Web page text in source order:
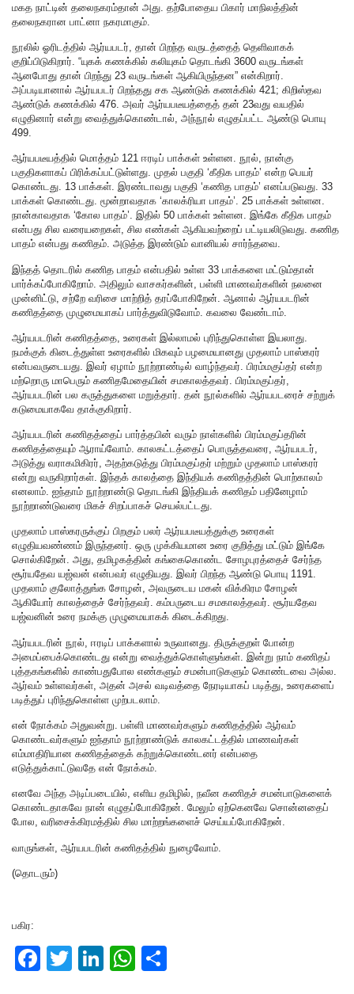
மகத நாட்டின் தலைநகரம்தான் அது. தற்போதைய பிகார் மாநிலத்தின்
தலைநகரான பாட்னா நகரமாகும்.
நூலில் ஓரிடத்தில் ஆர்யபடர், தான் பிறந்த வருடத்தைத் தெளிவாகக்
குறிப்பிடுகிறார். “யுகக் கணக்கில் கலியுகம் தொடங்கி 3600 வருடங்கள்
ஆனபோது தான் பிறந்து 23 வருடங்கள் ஆகியிருந்தன” என்கிறார்.
அப்படியானால் ஆர்யபடர் பிறந்தது சக ஆண்டுக் கணக்கில் 421; கிறிஸ்தவ
ஆண்டுக் கணக்கில் 476. அவர் ஆர்யபடீயத்தைத் தன் 23வது வயதில்
எழுதினார் என்று வைத்துக்கொண்டால், அந்நூல் எழுதப்பட்ட ஆண்டு பொயு
499.
ஆர்யபடீயத்தில் மொத்தம் 121 ஈரடிப் பாக்கள் உள்ளன. நூல், நான்கு
பகுதிகளாகப் பிரிக்கப்பட்டுள்ளது. முதல் பகுதி ‘கீதிக பாதம்’ என்ற பெயர்
கொண்டது. 13 பாக்கள். இரண்டாவது பகுதி ‘கணித பாதம்’ எனப்படுவது. 33
பாக்கள் கொண்டது. மூன்றாவதாக ‘காலக்ரியா பாதம்’. 25 பாக்கள் உள்ளன.
நான்காவதாக ‘கோல பாதம்’. இதில் 50 பாக்கள் உள்ளன. இங்கே கீதிக பாதம்
என்பது சில வரையறைகள், சில எண்கள் ஆகியவற்றைப் பட்டியலிடுவது. கணித
பாதம் என்பது கணிதம். அடுத்த இரண்டும் வானியல் சார்ந்தவை.
இந்தத் தொடரில் கணித பாதம் என்பதில் உள்ள 33 பாக்களை மட்டும்தான்
பார்க்கப்போகிறோம். அதிலும் வாசகர்களின், பள்ளி மாணவர்களின் நலனை
முன்னிட்டு, சற்றே வரிசை மாற்றித் தரப்போகிறேன். ஆனால் ஆர்யபடரின்
கணிதத்தை முழுமையாகப் பார்த்துவிடுவோம். கவலை வேண்டாம்.
ஆர்யபடரின் கணிதத்தை, உரைகள் இல்லாமல் புரிந்துகொள்ள இயலாது.
நமக்குக் கிடைத்துள்ள உரைகளில் மிகவும் பழமையானது முதலாம் பாஸ்கரர்
என்பவருடையது. இவர் ஏழாம் நூற்றாண்டில் வாழ்ந்தவர். பிரம்மகுப்தர் என்ற
மற்றொரு மாபெரும் கணிதமேதையின் சமகாலத்தவர். பிரம்மகுப்தர்,
ஆர்யபடரின் பல கருத்துகளை மறுத்தார். தன் நூல்களில் ஆர்யபடரைச் சற்றுக்
கடுமையாகவே தாக்குகிறார்.
ஆர்யபடரின் கணிதத்தைப் பார்த்தபின் வரும் நாள்களில் பிரம்மகுப்தரின்
கணிதத்தையும் ஆராய்வோம். காலகட்டத்தைப் பொருத்தவரை, ஆர்யபடர்,
அடுத்து வராகமிகிரர், அதற்கடுத்து பிரம்மகுப்தர் மற்றும் முதலாம் பாஸ்கரர்
என்று வருகிறார்கள். இந்தக் காலத்தை இந்தியக் கணிதத்தின் பொற்காலம்
எனலாம். ஐந்தாம் நூற்றாண்டு தொடங்கி இந்தியக் கணிதம் பதினேழாம்
நூற்றாண்டுவரை மிகச் சிறப்பாகச் செயல்பட்டது.
முதலாம் பாஸ்கரருக்குப் பிறகும் பலர் ஆர்யபடீயத்துக்கு உரைகள்
எழுதியவண்ணம் இருந்தனர். ஒரு முக்கியமான உரை குறித்து மட்டும் இங்கே
சொல்கிறேன். அது, தமிழகத்தின் கங்கைகொண்ட சோழபுரத்தைச் சேர்ந்த
சூர்யதேவ யஜ்வன் என்பவர் எழுதியது. இவர் பிறந்த ஆண்டு பொயு 1191.
முதலாம் குலோத்துங்க சோழன், அவருடைய மகன் விக்கிரம சோழன்
ஆகியோர் காலத்தைச் சேர்ந்தவர். கம்பருடைய சமகாலத்தவர். சூர்யதேவ
யஜ்வனின் உரை நமக்கு முழுமையாகக் கிடைக்கிறது.
ஆர்யபடரின் நூல், ஈரடிப் பாக்களால் உருவானது. திருக்குறள் போன்ற
அமைப்பைக்கொண்டது என்று வைத்துக்கொள்ளுங்கள். இன்று நாம் கணிதப்
புத்தகங்களில் காண்பதுபோல எண்களும் சமன்பாடுகளும் கொண்டவை அல்ல.
ஆர்வம் உள்ளவர்கள், அதன் அசல் வடிவத்தை நேரடியாகப் படித்து, உரைகளைப்
படித்துப் புரிந்துகொள்ள முற்படலாம்.
என் நோக்கம் அதுவன்று. பள்ளி மாணவர்களும் கணிதத்தில் ஆர்வம்
கொண்டவர்களும் ஐந்தாம் நூற்றாண்டுக் காலகட்டத்தில் மாணவர்கள்
எம்மாதிரியான கணிதத்தைக் கற்றுக்கொண்டனர் என்பதை
எடுத்துக்காட்டுவதே என் நோக்கம்.
எனவே அந்த அடிப்படையில், எளிய தமிழில், நவீன கணிதச் சமன்பாடுகளைக்
கொண்டதாகவே நான் எழுதப்போகிறேன். மேலும் ஏற்கெனவே சொன்னதைப்
போல, வரிசைக்கிரமத்தில் சில மாற்றங்களைச் செய்யப்போகிறேன்.
வாருங்கள், ஆர்யபடரின் கணிதத்தில் நுழைவோம்.
(தொடரும்)
பகிர:
F
T
Li
W